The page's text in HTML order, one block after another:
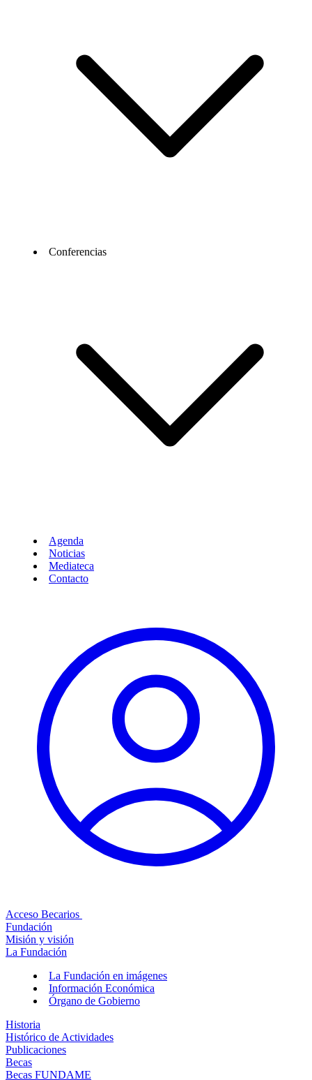
Conferencias
Agenda
Noticias
Mediateca
Contacto
Acceso Becarios
Fundación
Misión y visión
La Fundación
La Fundación en imágenes
Información Económica
Órgano de Gobierno
Historia
Histórico de Actividades
Publicaciones
Becas
Becas FUNDAME